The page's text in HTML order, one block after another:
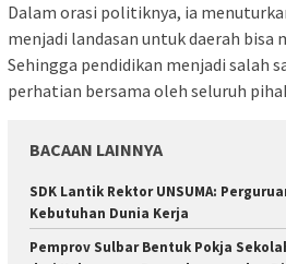
Dalam orasi politiknya, ia
menjadi landasan untuk daerah bisa
Sehingga pendidikan menjadi salah
perhatian bersama oleh seluruh
BACAAN LAINNYA
SDK Lantik Rektor UNSUMA:
Kebutuhan Dunia Kerja
Pemprov Sulbar Bentuk Pokja